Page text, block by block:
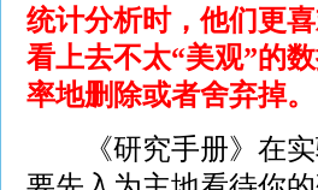
统计分析时，他们更
看上去不太“美观”的
率地删除或者舍弃掉。
《研究手册》在实